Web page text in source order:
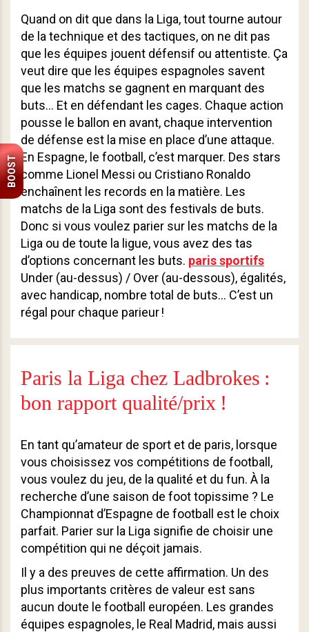
BOOST
Quand on dit que dans la Liga, tout tourne autour
de la technique et des tactiques, on ne dit pas
que les équipes jouent défensif ou attentiste. Ça
veut dire que les équipes espagnoles savent
que les matchs se gagnent en marquant des
buts… Et en défendant les cages. Chaque action
pousse le ballon en avant, chaque intervention
de défense est la mise en place d’une attaque.
En Espagne, le football, c’est marquer. Des stars
comme Lionel Messi ou Cristiano Ronaldo
enchaînent les records en la matière. Les
matchs de la Liga sont des festivals de buts.
Donc si vous voulez parier sur les matchs de la
Liga ou de toute la ligue, vous avez des tas
d’options concernant les buts. paris sportifs
Under (au-dessus) / Over (au-dessous), égalités,
avec handicap, nombre total de buts… C’est un
régal pour chaque parieur !
Paris la Liga chez Ladbrokes :
bon rapport qualité/prix !
En tant qu’amateur de sport et de paris, lorsque
vous choisissez vos compétitions de football,
vous voulez du jeu, de la qualité et du fun. À la
recherche d’une saison de foot topissime ? Le
Championnat d’Espagne de football est le choix
parfait. Parier sur la Liga signifie de choisir une
compétition qui ne déçoit jamais.
Il y a des preuves de cette affirmation. Un des
plus importants critères de valeur est sans
aucun doute le football européen. Les grandes
équipes espagnoles, le Real Madrid, mais aussi